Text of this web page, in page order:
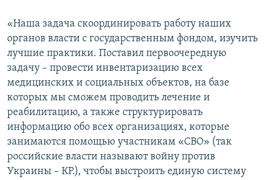
«Наша задача скоординировать работу наших
органов власти с государственным фондом, изучить
лучшие практики. Поставил первоочередную
задачу – провести инвентаризацию всех
медицинских и социальных объектов, на базе
которых мы сможем проводить лечение и
реабилитацию, а также структурировать
информацию обо всех организациях, которые
занимаются помощью участникам «СВО» (так
российские власти называют войну против
Украины – КР.), чтобы выстроить единую систему